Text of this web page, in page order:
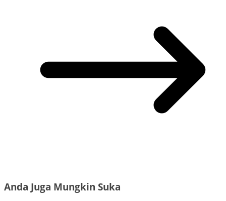
Anda Juga Mungkin Suka